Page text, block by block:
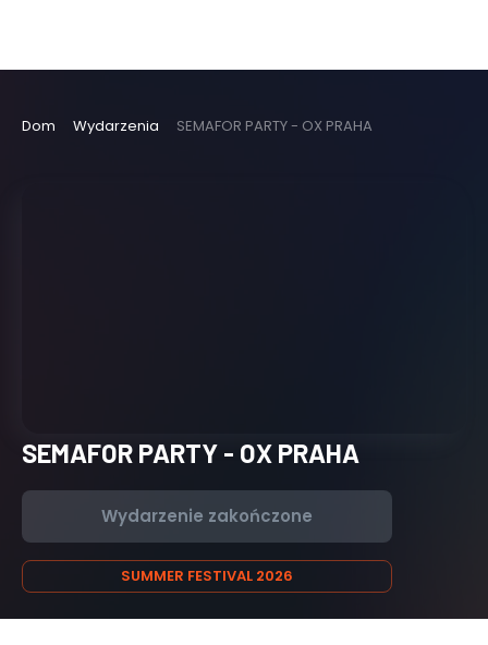
Dom Wydarzenia SEMAFOR PARTY - OX PRAHA
SEMAFOR PARTY - OX PRAHA
Wydarzenie zakończone
SUMMER FESTIVAL 2026